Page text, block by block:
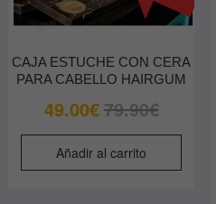
CAJA ESTUCHE CON CERA
PARA CABELLO HAIRGUM
79.90€El
era:
49.00€
El
es:
Añadir al carrito